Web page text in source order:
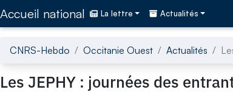
Accueil national La lettre Actualités
CNRS-Hebdo Occitanie Ouest Actualités
Les JEPHY : journées des